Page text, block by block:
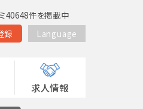
40648件を掲載中
録 Language
求人情報